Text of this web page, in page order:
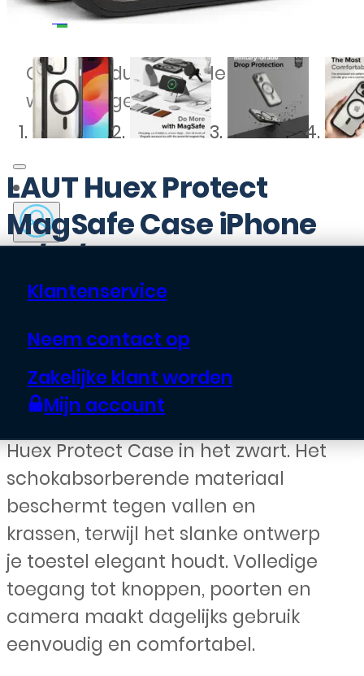
0
Geen producten in de
winkelwagen.
Klantenservice
Neem contact op
Zakelijke klant worden
Mijn account
LAUT Huex Protect
MagSafe Case iPhone
€24,99
Geef je iPhone 15/14/13
betrouwbare bescherming met de
Huex Protect Case in het zwart. Het
schokabsorberende materiaal
beschermt tegen vallen en
krassen, terwijl het slanke ontwerp
je toestel elegant houdt. Volledige
toegang tot knoppen, poorten en
camera maakt dagelijks gebruik
eenvoudig en comfortabel.